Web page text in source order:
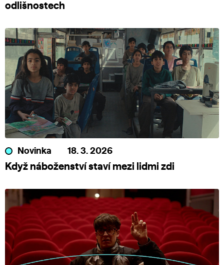
odlišnostech
Novinka 18. 3. 2026
Když náboženství staví mezi lidmi zdi